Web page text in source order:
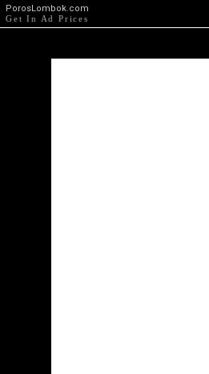
PorosLombok.com
Get In Ad Prices